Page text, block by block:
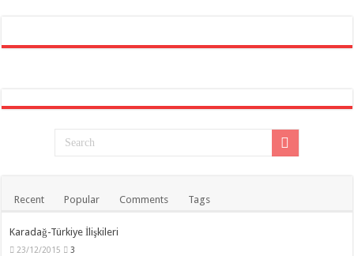
Recent Popular Comments Tags
Karadağ-Türkiye İlişkileri
23/12/2015 3